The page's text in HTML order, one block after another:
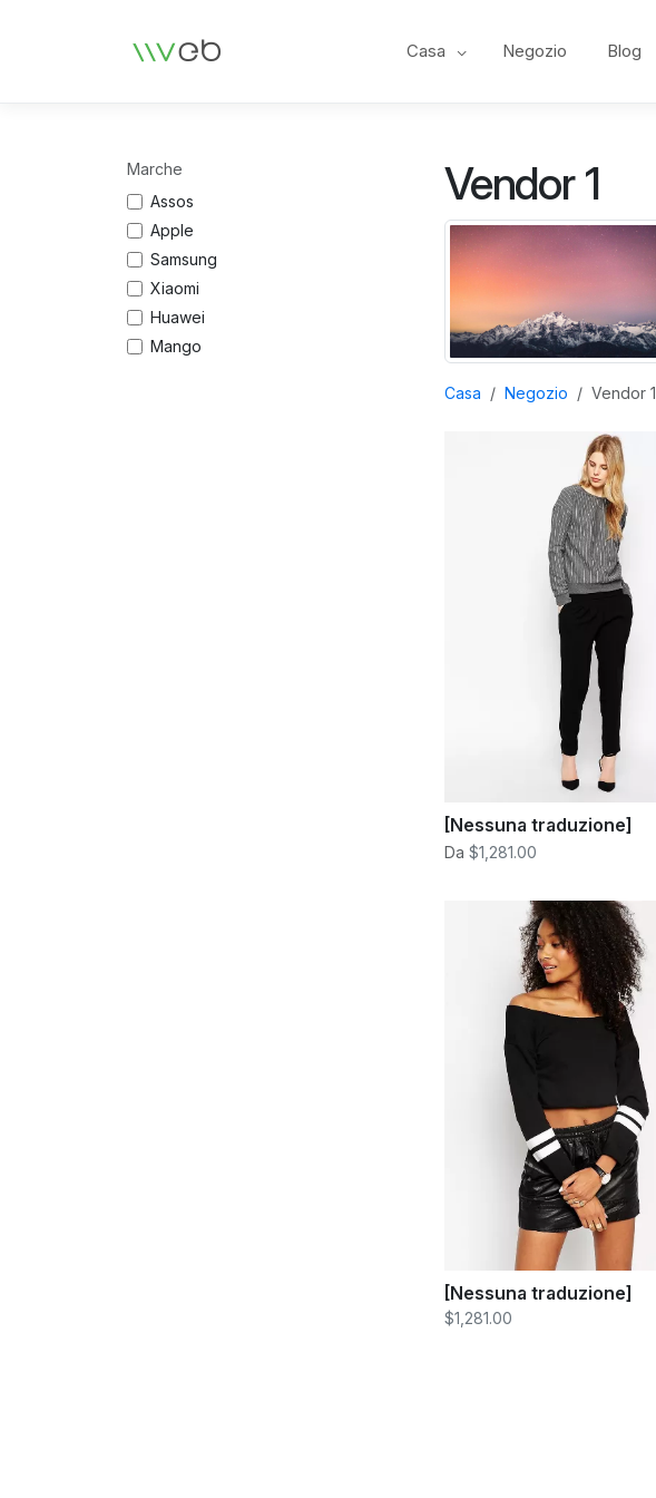
Logo Casa Negozio Blog
Marche
Assos
Apple
Samsung
Xiaomi
Huawei
Mango
Vendor 1
Casa Negozio Vendor 1
[Nessuna traduzione]
Da $1,281.00
[Nessuna traduzione]
$1,281.00